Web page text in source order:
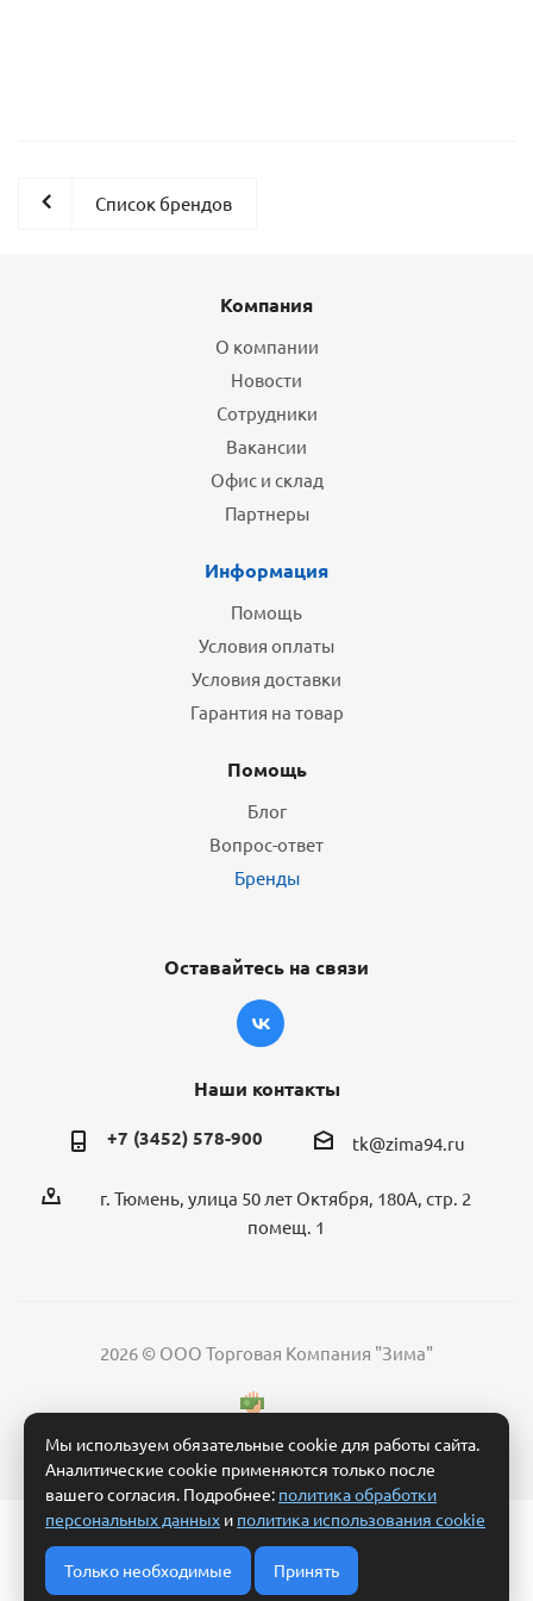
Список брендов
Компания
О компании
Новости
Сотрудники
Вакансии
Офис и склад
Партнеры
Информация
Помощь
Условия оплаты
Условия доставки
Гарантия на товар
Помощь
Блог
Вопрос-ответ
Бренды
Оставайтесь на связи
Наши контакты
+7 (3452) 578-900 tk@zima94.ru
г. Тюмень, улица 50 лет Октября, 180А, стр. 2
помещ. 1
2026 © ООО Торговая Компания "Зима"
Политика обработки персональных данных
Согласие на обработку персональных данных
Условия обработки заявки и взаимодействия
Мы используем обязательные cookie для работы сайта.
Аналитические cookie применяются только после
вашего согласия. Подробнее: политика обработки
персональных данных и политика использования cookie
Только необходимые Принять